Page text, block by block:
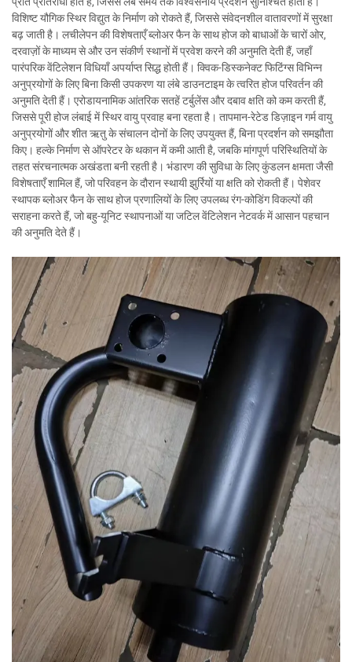
विशिष्ट यौगिक स्थिर विद्युत के निर्माण को रोकते हैं, जिससे संवेदनशील वातावरणों में सुरक्षा
बढ़ जाती है। लचीलेपन की विशेषताएँ ब्लोअर फैन के साथ होज को बाधाओं के चारों ओर,
दरवाज़ों के माध्यम से और उन संकीर्ण स्थानों में प्रवेश करने की अनुमति देती हैं, जहाँ
पारंपरिक वेंटिलेशन विधियाँ अपर्याप्त सिद्ध होती हैं। क्विक-डिस्कनेक्ट फिटिंग्स विभिन्न
अनुप्रयोगों के लिए बिना किसी उपकरण या लंबे डाउनटाइम के त्वरित होज परिवर्तन की
अनुमति देती हैं। एरोडायनामिक आंतरिक सतहें टर्बुलेंस और दबाव क्षति को कम करती हैं,
जिससे पूरी होज लंबाई में स्थिर वायु प्रवाह बना रहता है। तापमान-रेटेड डिज़ाइन गर्म वायु
अनुप्रयोगों और शीत ऋतु के संचालन दोनों के लिए उपयुक्त हैं, बिना प्रदर्शन को समझौता
किए। हल्के निर्माण से ऑपरेटर के थकान में कमी आती है, जबकि मांगपूर्ण परिस्थितियों के
तहत संरचनात्मक अखंडता बनी रहती है। भंडारण की सुविधा के लिए कुंडलन क्षमता जैसी
विशेषताएँ शामिल हैं, जो परिवहन के दौरान स्थायी झुर्रियों या क्षति को रोकती हैं। पेशेवर
स्थापक ब्लोअर फैन के साथ होज प्रणालियों के लिए उपलब्ध रंग-कोडिंग विकल्पों की
सराहना करते हैं, जो बहु-यूनिट स्थापनाओं या जटिल वेंटिलेशन नेटवर्क में आसान पहचान
की अनुमति देते हैं।